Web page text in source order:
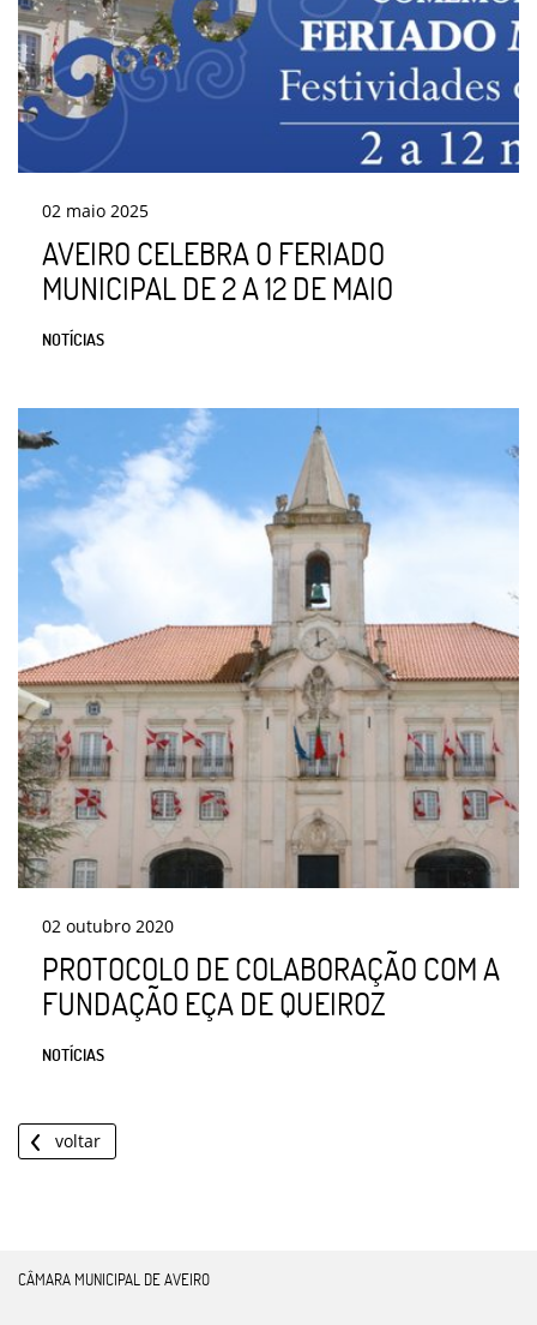
02 maio 2025
AVEIRO CELEBRA O FERIADO
MUNICIPAL DE 2 A 12 DE MAIO
NOTÍCIAS
02 outubro 2020
PROTOCOLO DE COLABORAÇÃO COM A
FUNDAÇÃO EÇA DE QUEIROZ
NOTÍCIAS
voltar
CÂMARA MUNICIPAL DE AVEIRO